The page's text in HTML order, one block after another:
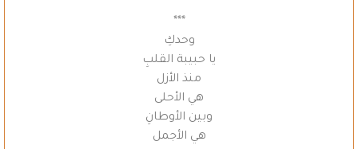
***
وحدكِ
يا حبيبة القلبِ
منذ الأزل
هي الأحلى
وبين الأوطانِ
هي الأجمل